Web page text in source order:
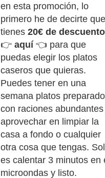
en esta promoción, lo
primero he de decirte que
tienes 20€ de descuento
👉 aquí👈 para que
puedas elegir los platos
caseros que quieras.
Puedes tener en una
semana platos
con raciones
aprovechar en limpiar la
casa a fondo o cualquier
otra cosa que tengas.
es calentar 3 minutos en
microondas y listo.